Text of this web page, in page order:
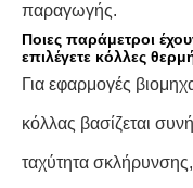
παραγωγής.
Ποιες παράμετροι
επιλέγετε κόλλες
Για εφαρμογές
κόλλας βασίζεται
ταχύτητα σκλήρυνσης,